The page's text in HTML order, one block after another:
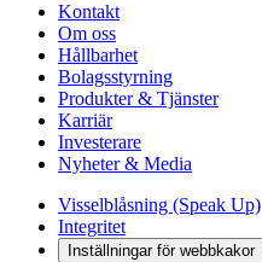
Kontakt
Om oss
Hållbarhet
Bolagsstyrning
Produkter & Tjänster
Karriär
Investerare
Nyheter & Media
Visselblåsning (Speak Up)
Integritet
Inställningar för webbkakor